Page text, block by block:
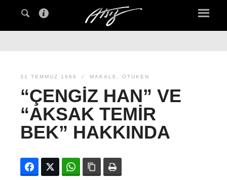
31 TEMMUZ 1966 MAKALE , ÖTÜKEN
“ÇENGIZ HAN” VE
“AKSAK TEMIR
BEK” HAKKINDA
FacebookTwitter WhatsAppBağlanıyı kopyala